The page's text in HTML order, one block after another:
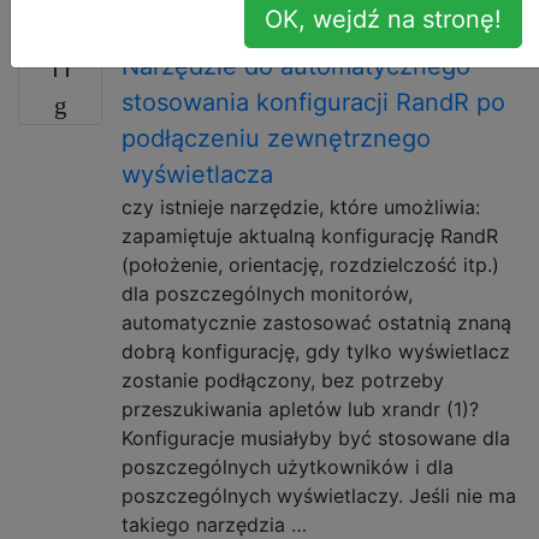
11
Narzędzie do automatycznego
stosowania konfiguracji RandR po
podłączeniu zewnętrznego
wyświetlacza
czy istnieje narzędzie, które umożliwia:
zapamiętuje aktualną konfigurację RandR
(położenie, orientację, rozdzielczość itp.)
dla poszczególnych monitorów,
automatycznie zastosować ostatnią znaną
dobrą konfigurację, gdy tylko wyświetlacz
zostanie podłączony, bez potrzeby
przeszukiwania apletów lub xrandr (1)?
Konfiguracje musiałyby być stosowane dla
poszczególnych użytkowników i dla
poszczególnych wyświetlaczy. Jeśli nie ma
takiego narzędzia …
OK, wejdź na stronę!